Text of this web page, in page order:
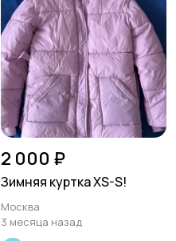
2 000 ₽
Зимняя куртка XS-S!
Москва
3 месяца назад